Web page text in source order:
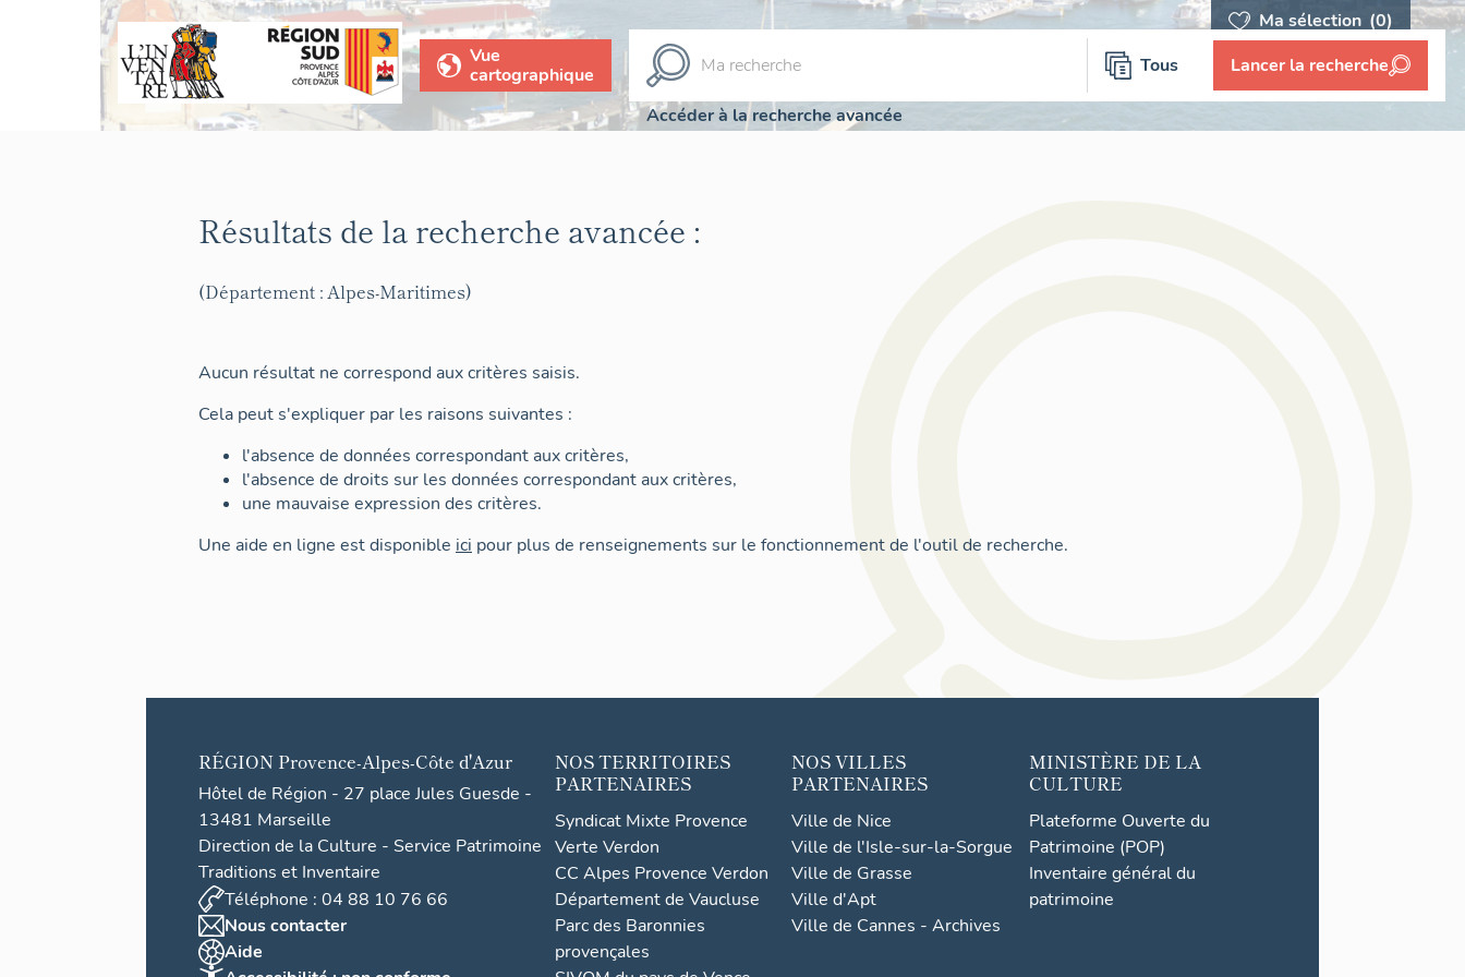
Ma sélection (0)
Vue
cartographique
Tous Lancer la recherche
Accéder à la recherche avancée
Résultats de la recherche avancée :
(Département : Alpes-Maritimes)
Aucun résultat ne correspond aux critères saisis.
Cela peut s'expliquer par les raisons suivantes :
l'absence de données correspondant aux critères,
l'absence de droits sur les données correspondant aux critères,
une mauvaise expression des critères.
Une aide en ligne est disponible ici pour plus de renseignements sur le fonctionnement de l'outil de recherche.
RÉGION Provence-Alpes-Côte d'Azur
Hôtel de Région - 27 place Jules Guesde -
13481 Marseille
Direction de la Culture - Service Patrimoine
Traditions et Inventaire
Téléphone : 04 88 10 76 66
Nous contacter
Aide
NOS TERRITOIRES
PARTENAIRES
Syndicat Mixte Provence
Verte Verdon
CC Alpes Provence Verdon
Département de Vaucluse
Parc des Baronnies
provençales
NOS VILLES
PARTENAIRES
Ville de Nice
Ville de l'Isle-sur-la-Sorgue
Ville de Grasse
Ville d'Apt
Ville de Cannes - Archives
MINISTÈRE DE LA
CULTURE
Plateforme Ouverte du
Patrimoine (POP)
Inventaire général du
patrimoine